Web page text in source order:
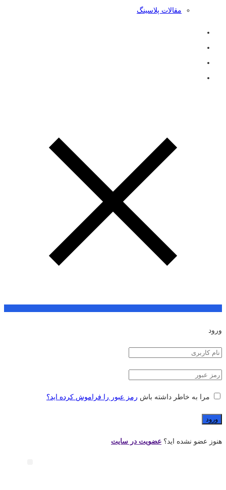
مقالات پلاسینگ
ورود
مرا به خاطر داشته باش رمز عبور را فراموش کرده اید؟
هنوز عضو نشده اید؟ عضویت در سایت